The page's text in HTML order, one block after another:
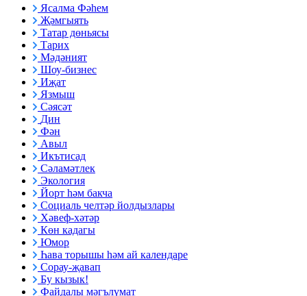
Ясалма Фәһем
Җәмгыять
Татар дөньясы
Тарих
Мәдәният
Шоу-бизнес
Иҗат
Язмыш
Сәясәт
Дин
Фән
Авыл
Икътисад
Сәламәтлек
Экология
Йорт һәм бакча
Социаль челтәр йолдызлары
Хәвеф-хәтәр
Көн кадагы
Юмор
Һава торышы һәм ай календаре
Сорау-җавап
Бу кызык!
Файдалы мәгълүмат